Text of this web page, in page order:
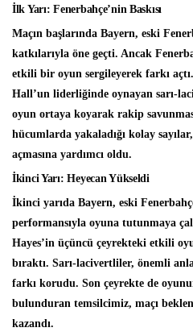
İlk Yarı: Fenerbahçe’nin Baskısı
Maçın başlarında Bayern, eski
katkılarıyla öne geçti. Ancak
etkili bir oyun sergileyerek farkı
Hall’un liderliğinde oynayan sarı-
oyun ortaya koyarak rakip
hücumlarda yakaladığı kolay
açmasına yardımcı oldu.
İkinci Yarı: Heyecan Yükseldi
İkinci yarıda Bayern, eski
performansıyla oyuna tutunmaya
Hayes’in üçüncü çeyrekteki etkili
bıraktı. Sarı-lacivertliler, önemli
farkı korudu. Son çeyrekte de
bulunduran temsilcimiz, maçı
kazandı.